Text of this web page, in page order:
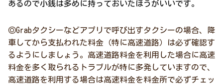
あるので小銭は多めに持っておいたほうがいいです。
◎Grabタクシーなどアプリで呼び出すタクシーの場合、降
車してから支払われた料金（特に高速道路）は必ず確認す
るようにしましょう。高速道路料金を利用した場合に高速
料金を多く取られるトラブルが特に多発していますので、
高速道路を利用する場合は高速料金を料金所で必ずチェッ